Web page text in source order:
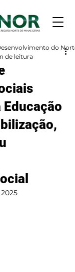
do
de leitura